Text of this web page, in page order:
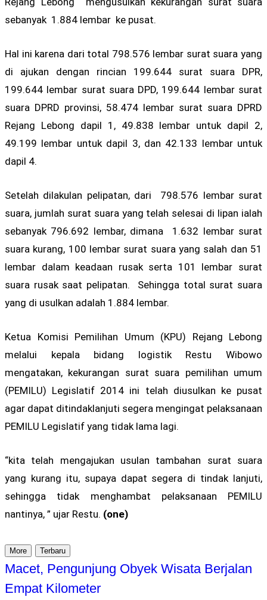
sebanyak 1.884 lembar ke pusat.
Hal ini karena dari total 798.576 lembar surat suara yang
di ajukan dengan rincian 199.644 surat suara DPR,
199.644 lembar surat suara DPD, 199.644 lembar surat
suara DPRD provinsi, 58.474 lembar surat suara DPRD
Rejang Lebong dapil 1, 49.838 lembar untuk dapil 2,
49.199 lembar untuk dapil 3, dan 42.133 lembar untuk
dapil 4.
Setelah dilakulan pelipatan, dari 798.576 lembar surat
suara, jumlah surat suara yang telah selesai di lipan ialah
sebanyak 796.692 lembar, dimana 1.632 lembar surat
suara kurang, 100 lembar surat suara yang salah dan 51
lembar dalam keadaan rusak serta 101 lembar surat
suara rusak saat pelipatan. Sehingga total surat suara
yang di usulkan adalah 1.884 lembar.
Ketua Komisi Pemilihan Umum (KPU) Rejang Lebong
melalui kepala bidang logistik Restu Wibowo
mengatakan, kekurangan surat suara pemilihan umum
(PEMILU) Legislatif 2014 ini telah diusulkan ke pusat
agar dapat ditindaklanjuti segera mengingat pelaksanaan
PEMILU Legislatif yang tidak lama lagi.
“kita telah mengajukan usulan tambahan surat suara
yang kurang itu, supaya dapat segera di tindak lanjuti,
sehingga tidak menghambat pelaksanaan PEMILU
nantinya, ” ujar Restu. (one)
More Terbaru
Macet, Pengunjung Obyek Wisata Berjalan
Empat Kilometer